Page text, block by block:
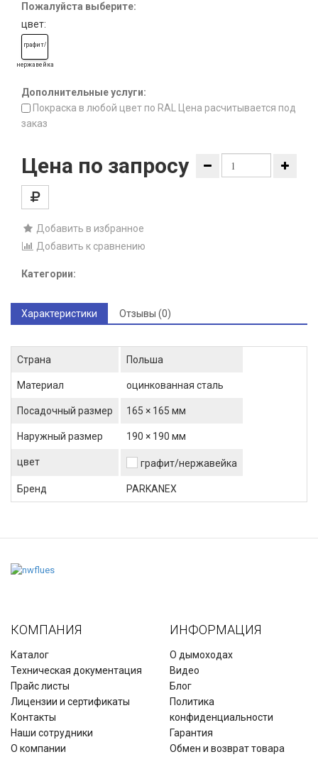
Пожалуйста выберите:
цвет:
графит/
нержавейка
Дополнительные услуги:
Покраска в любой цвет по RAL Цена расчитывается под
заказ
Цена по запросу
Добавить в избранное
Добавить к сравнению
Категории:
Характеристики Отзывы (0)
Страна Польша
Материал оцинкованная сталь
Посадочный размер 165 × 165 мм
Наружный размер 190 × 190 мм
цвет графит/нержавейка
Бренд PARKANEX
КОМПАНИЯ
Каталог
Техническая документация
Прайс листы
Лицензии и сертификаты
Контакты
Наши сотрудники
О компании
ИНФОРМАЦИЯ
О дымоходах
Видео
Блог
Политика
конфиденциальности
Гарантия
Обмен и возврат товара